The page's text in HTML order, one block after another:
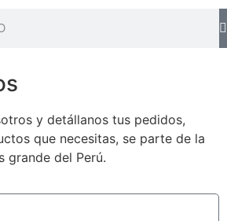
y detállanos tus pedidos,
que necesitas, se parte de la
grande del Perú.